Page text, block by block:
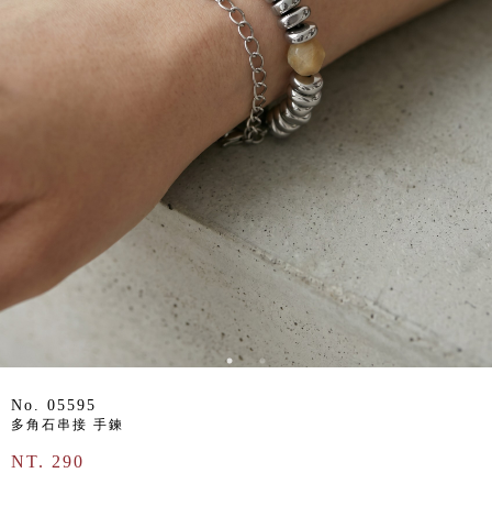
No. 05595
多角石串接 手鍊
NT. 290